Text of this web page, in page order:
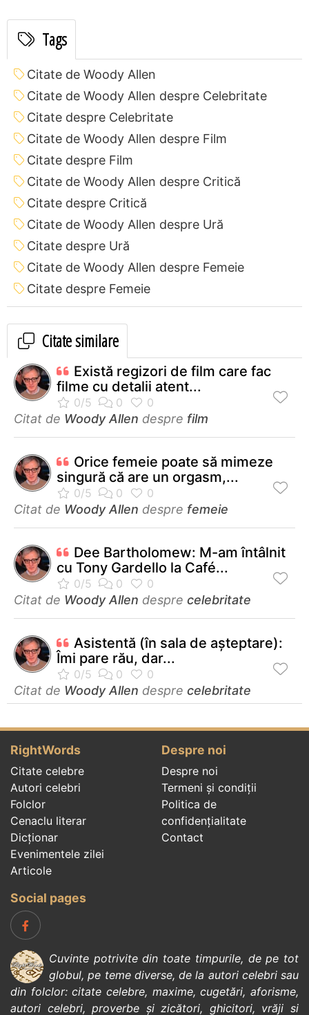
Tags
Citate de Woody Allen
Citate de Woody Allen despre Celebritate
Citate despre Celebritate
Citate de Woody Allen despre Film
Citate despre Film
Citate de Woody Allen despre Critică
Citate despre Critică
Citate de Woody Allen despre Ură
Citate despre Ură
Citate de Woody Allen despre Femeie
Citate despre Femeie
Citate similare
Există regizori de film care fac
filme cu detalii atent...
Citat de Woody Allen despre film
Orice femeie poate să mimeze
singură că are un orgasm,...
Citat de Woody Allen despre femeie
Dee Bartholomew: M-am întâlnit
cu Tony Gardello la Café...
Citat de Woody Allen despre celebritate
Asistentă (în sala de aşteptare):
Îmi pare rău, dar...
Citat de Woody Allen despre celebritate
RightWords
Citate celebre
Autori celebri
Folclor
Cenaclu literar
Dicționar
Evenimentele zilei
Articole
Despre noi
Despre noi
Termeni și condiții
Politica de
confidenţialitate
Contact
Social pages
Cuvinte potrivite din toate timpurile, de pe tot
globul, pe teme diverse, de la autori celebrisau
din folclor:citate celebre, maxime,cugetări,aforisme,
autori celebri,proverbe și zicători, ghicitori, vrăji si